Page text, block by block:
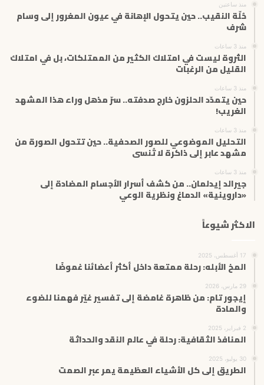
ر
ي
منذ ساعتين
حُلّة النقيب.. حين يتحول الإهانة في عيون المغرور إلى وسام
شرف
منذ 3 ساعات
الثروة ليست في امتلاك الكثير من الممتلكات، بل في امتلاك
القليل من الرغبات
منذ 3 ساعات
حين يتمدّد الحلزون خارج صدفته.. سرّ مذهل وراء هذا المشهد
الغريب!
منذ 3 ساعات
التحليل الموضوعي للصور الصحفية.. حين تتحول الصورة من
مشهد عابر إلى ذاكرة لا تُنسى
منذ 3 ساعات
جيرالد إيدلمان.. من كشف أسرار الأجسام المضادة إلى
«داروينية» الدماغ ونظرية الوعي
الاكثر شيوعاً
17 أغسطس، 2025
المخ الأبله: رحلة ممتعة داخل أكثر أعضائنا غموضًا
29 مارس، 2026
إيجور تام: من ظاهرة غامضة إلى تفسير غيّر فهمنا للضوء
والمادة
2 فبراير، 2025
المنافذ الثقافية: رحلة في عالم النقد والحداثة
30 يوليو، 2025
الطريق إلى كل الأشياء العظيمة يمر عبر الصمت